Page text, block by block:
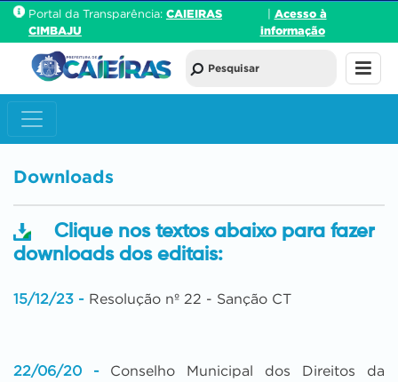
Portal da Transparência: CAIEIRAS
CIMBAJU
Acesso à
informação
Downloads
Clique nos textos abaixo para fazer
downloads dos editais:
15/12/23 - Resolução nº 22 - Sanção CT
22/06/20 - Conselho Municipal dos Direitos da